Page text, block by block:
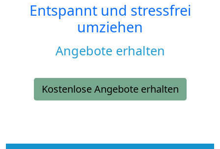
Entspannt und stressfrei
umziehen
Angebote erhalten
Kostenlose Angebote erhalten